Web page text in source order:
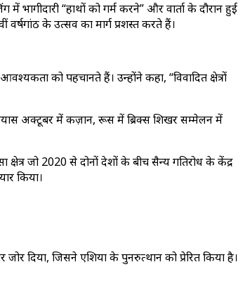
भागीदारी “हाथों को गर्म करने” और वार्ता के दौरान हुई
के उत्सव का मार्ग प्रशस्त करते हैं।
को पहचानते हैं। उन्होंने कहा, “विवादित क्षेत्रों
प्रयास अक्टूबर में कज़ान, रूस में ब्रिक्स शिखर सम्मेलन में
जो 2020 से दोनों देशों के बीच सैन्य गतिरोध के केंद्र
किया।
दिया, जिसने एशिया के पुनरुत्थान को प्रेरित किया है।